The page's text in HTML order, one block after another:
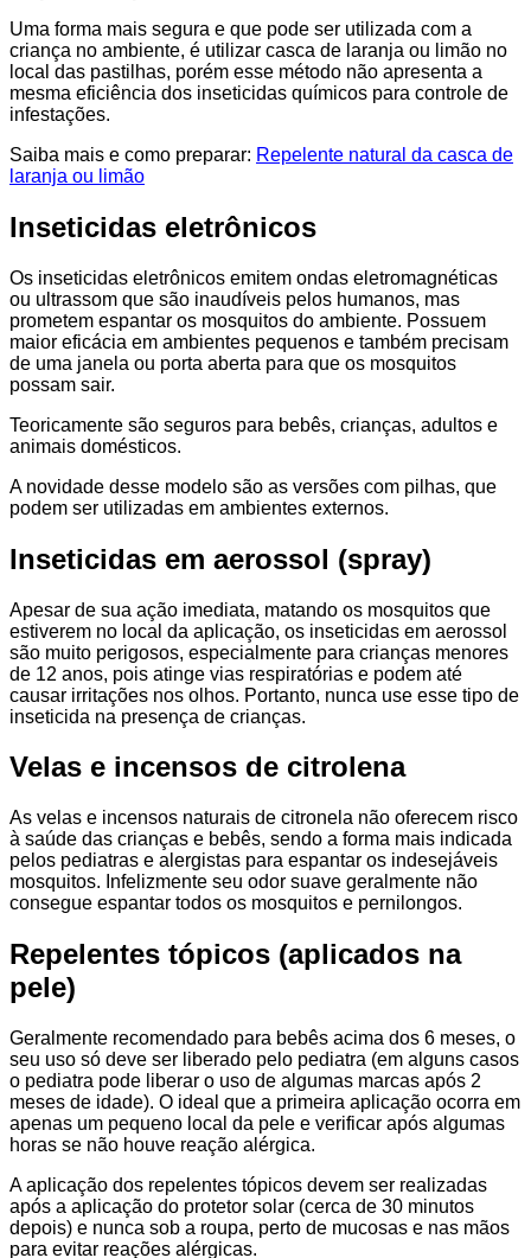
Uma forma mais segura e que pode ser utilizada com a
criança no ambiente, é utilizar casca de laranja ou limão no
local das pastilhas, porém esse método não apresenta a
mesma eficiência dos inseticidas químicos para controle de
infestações.
Saiba mais e como preparar: Repelente natural da casca de
laranja ou limão
Inseticidas eletrônicos
Os inseticidas eletrônicos emitem ondas eletromagnéticas
ou ultrassom que são inaudíveis pelos humanos, mas
prometem espantar os mosquitos do ambiente. Possuem
maior eficácia em ambientes pequenos e também precisam
de uma janela ou porta aberta para que os mosquitos
possam sair.
Teoricamente são seguros para bebês, crianças, adultos e
animais domésticos.
A novidade desse modelo são as versões com pilhas, que
podem ser utilizadas em ambientes externos.
Inseticidas em aerossol (spray)
Apesar de sua ação imediata, matando os mosquitos que
estiverem no local da aplicação, os inseticidas em aerossol
são muito perigosos, especialmente para crianças menores
de 12 anos, pois atinge vias respiratórias e podem até
causar irritações nos olhos. Portanto, nunca use esse tipo de
inseticida na presença de crianças.
Velas e incensos de citrolena
As velas e incensos naturais de citronela não oferecem risco
à saúde das crianças e bebês, sendo a forma mais indicada
pelos pediatras e alergistas para espantar os indesejáveis
mosquitos. Infelizmente seu odor suave geralmente não
consegue espantar todos os mosquitos e pernilongos.
Repelentes tópicos (aplicados na
pele)
Geralmente recomendado para bebês acima dos 6 meses, o
seu uso só deve ser liberado pelo pediatra (em alguns casos
o pediatra pode liberar o uso de algumas marcas após 2
meses de idade). O ideal que a primeira aplicação ocorra em
apenas um pequeno local da pele e verificar após algumas
horas se não houve reação alérgica.
A aplicação dos repelentes tópicos devem ser realizadas
após a aplicação do protetor solar (cerca de 30 minutos
depois) e nunca sob a roupa, perto de mucosas e nas mãos
para evitar reações alérgicas.